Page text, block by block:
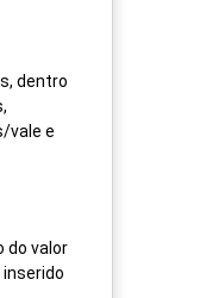
dentro
vale e
do valor